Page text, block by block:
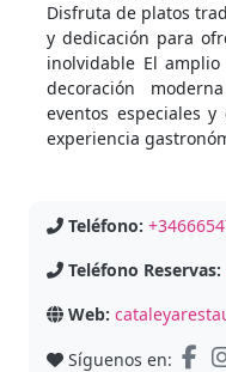
Disfruta de platos
y dedicación para
inolvidable El
decoración
eventos especiales
experiencia
Teléfono:
Teléfono Reservas:
Web:
Síguenos en: